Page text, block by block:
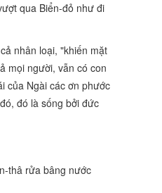
qua Biển-đỏ như đi
nhân loại, "khiến mặt
mọi người, vẫn có con
của Ngài các ơn phước
đó là sống bởi đức
thâ rửa bâng nước